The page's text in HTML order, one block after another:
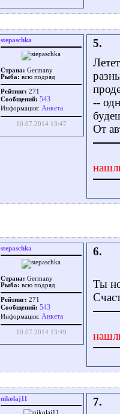
stepaschka
Страна: Germany
Рыба: всю подряд
Рейтинг: 271
Сообщений: 543
Информация: Aнкета
10.07.2014 13:47
5.
--
От
stepaschka
Страна: Germany
Рыба: всю подряд
Рейтинг: 271
Сообщений: 543
Информация: Aнкета
10.07.2014 13:49
6.
Ты
nikolaj11
7.